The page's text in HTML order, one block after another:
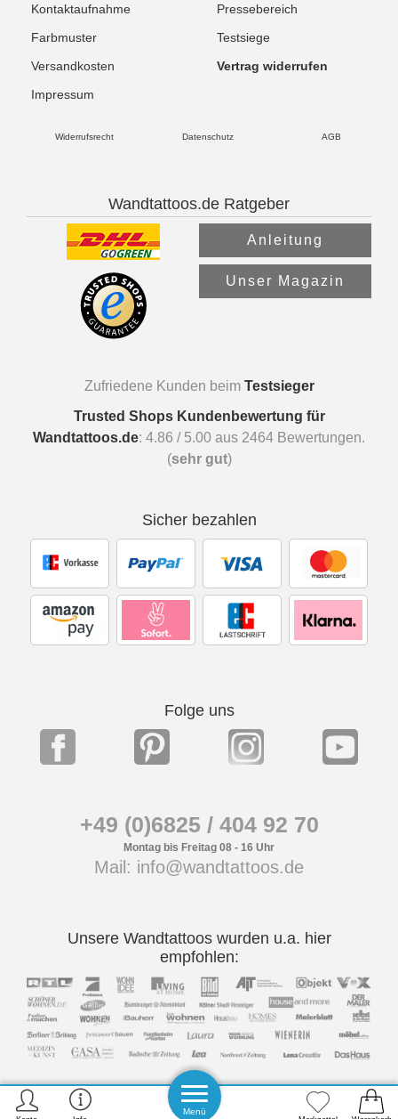
Kontaktaufnahme
Pressebereich
Farbmuster
Testsiege
Versandkosten
Vertrag widerrufen
Impressum
Widerrufsrecht Datenschutz AGB
Wandtattoos.de Ratgeber
Anleitung
Unser Magazin
Zufriedene Kunden beim Testsieger
Trusted Shops Kundenbewertung für
Wandtattoos.de: 4.86 / 5.00 aus 2464 Bewertungen.
(sehr gut)
Sicher bezahlen
Folge uns
+49 (0)6825 / 404 92 70
Montag bis Freitag 08 - 16 Uhr
Mail: info@wandtattoos.de
Unsere Wandtattoos wurden u.a. hier
empfohlen:
Menü